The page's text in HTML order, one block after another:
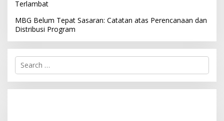
Terlambat
MBG Belum Tepat Sasaran: Catatan atas Perencanaan dan
Distribusi Program
S
r